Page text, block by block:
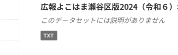
広報よこはま瀬谷区版2024（令和６
このデータセットには説明がありません
TXT